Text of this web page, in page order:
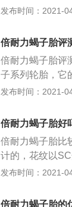
最佳的油耗水平
体耐用性，保证
性能；4、湿路
环境下优秀的安
牵引力，确保各
发布时间：2021-
倍耐力蝎子胎评
倍耐力蝎子胎评
子系列轮胎，它
的SUV轮胎。目
胎。它充分采用
驶，无论是经济
最优的节距序列
性。
发布时间：2021-
倍耐力蝎子胎好
倍耐力蝎子胎比
计的，花纹以
环境进行区分：
大，这是鱼和熊
发布时间：2021-
倍耐力蝎子胎的